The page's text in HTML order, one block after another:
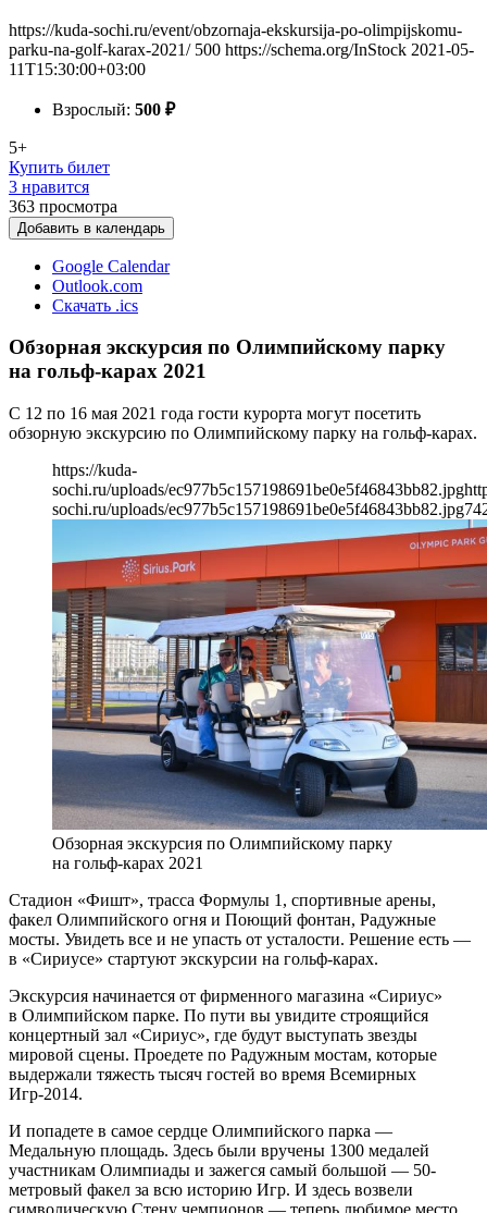
https://kuda-sochi.ru/event/obzornaja-ekskursija-po-olimpijskomu-
parku-na-golf-karax-2021/ 500 https://schema.org/InStock 2021-05-
11T15:30:00+03:00
Взрослый: 500 ₽
5+
Купить билет
3 нравится
363 просмотра
Добавить в календарь
Google Calendar
Outlook.com
Скачать .ics
Обзорная экскурсия по Олимпийскому парку
на гольф-карах 2021
С 12 по 16 мая 2021 года гости курорта могут посетить
обзорную экскурсию по Олимпийскому парку на гольф-карах.
https://kuda-
sochi.ru/uploads/ec977b5c157198691be0e5f46843bb82.jpg
sochi.ru/uploads/ec977b5c157198691be0e5f46843bb82.jpg
Обзорная экскурсия по Олимпийскому парку
на гольф-карах 2021
Стадион «Фишт», трасса Формулы 1, спортивные арены,
факел Олимпийского огня и Поющий фонтан, Радужные
мосты. Увидеть все и не упасть от усталости. Решение есть —
в «Сириусе» стартуют экскурсии на гольф-карах.
Экскурсия начинается от фирменного магазина «Сириус»
в Олимпийском парке. По пути вы увидите строящийся
концертный зал «Сириус», где будут выступать звезды
мировой сцены. Проедете по Радужным мостам, которые
выдержали тяжесть тысяч гостей во время Всемирных
Игр-2014.
И попадете в самое сердце Олимпийского парка —
Медальную площадь. Здесь были вручены 1300 медалей
участникам Олимпиады и зажегся самый большой — 50-
метровый факел за всю историю Игр. И здесь возвели
символическую Стену чемпионов — теперь любимое место